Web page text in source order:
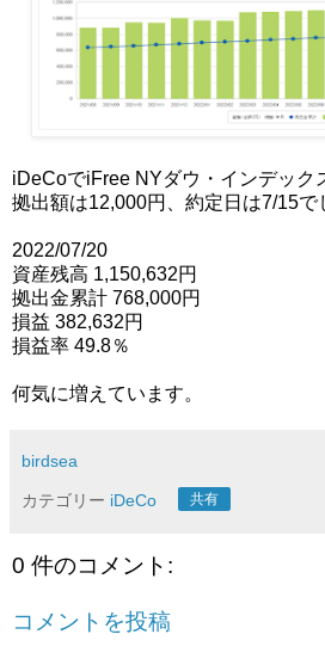
iDeCoでiFree NYダウ・インデック
拠出額は12,000円、約定日は7/15で
2022/07/20
資産残高 1,150,632円
拠出金累計 768,000円
損益 382,632円
損益率 49.8％
何気に増えています。
birdsea
カテゴリー iDeCo 共有
0 件のコメント:
コメントを投稿